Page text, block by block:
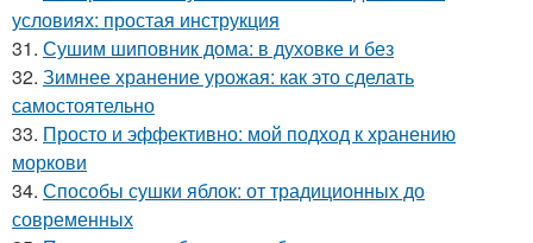
условиях: простая инструкция
31. Сушим шиповник дома: в духовке и без
32. Зимнее хранение урожая: как это сделать
самостоятельно
33. Просто и эффективно: мой подход к хранению
моркови
34. Способы сушки яблок: от традиционных до
современных